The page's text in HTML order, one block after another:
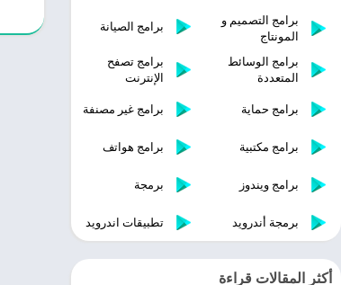
برامج التصميم و
المونتاج
برامج الصيانة
برامج الوسائط
المتعددة
برامج تصفح
الإنترنت
برامج حماية
برامج غير مصنفة
برامج مكتبية برامج هواتف
برامج ويندوز برمجة
برمجة أندرويد تطبيقات اندرويد
أكثر المقالات قراءة